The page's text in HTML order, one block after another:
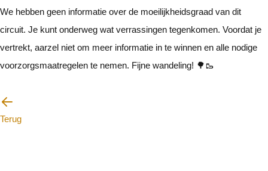
We hebben geen informatie over de moeilijkheidsgraad van dit
circuit. Je kunt onderweg wat verrassingen tegenkomen. Voordat je
vertrekt, aarzel niet om meer informatie in te winnen en alle nodige
voorzorgsmaatregelen te nemen. Fijne wandeling! 🌳🥾
Terug